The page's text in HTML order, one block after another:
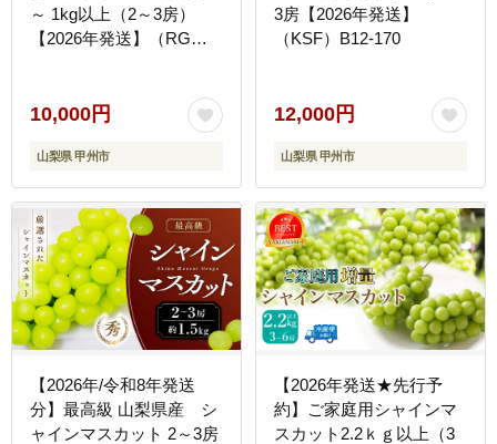
～ 1kg以上（2～3房）
【2026年発送】（RG）
10,000円
山梨県 甲州市
3房【2026年発送】
（KSF）B12-170
12,000円
山梨県 甲州市
【2026年/令和8年発送
分】最高級 山梨県産 シ
ャインマスカット 2～3房
【2026年発送★先行予
約】ご家庭用シャインマ
スカット2.2ｋｇ以上（3